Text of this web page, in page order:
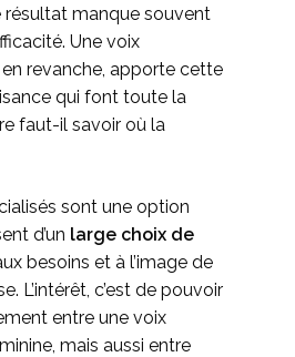
résultat manque souvent
Une voix
revanche, apporte cette
qui font toute la
faut-il savoir où la
sont une option
d’un large choix de
besoins et à l’image de
L’intérêt, c’est de pouvoir
entre une voix
mais aussi entre